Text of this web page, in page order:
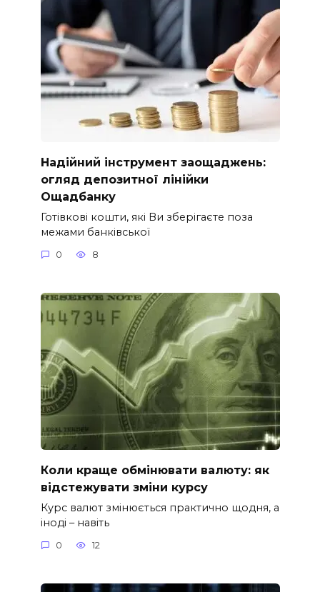
Надійний інструмент заощаджень:
огляд депозитної лінійки
Ощадбанку
Готівкові кошти, які Ви зберігаєте поза
межами банківської
0 8
Коли краще обмінювати валюту: як
відстежувати зміни курсу
Курс валют змінюється практично щодня, а
іноді – навіть
0 12